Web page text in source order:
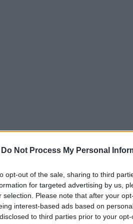
Do Not Process My Personal
opt-out of the sale, sharing to third
for targeted advertising by us,
selection. Please note that after your
interest-based ads based on
to third parties prior to your
ecologiche?
che suggeriscono che
Queste affermazioni